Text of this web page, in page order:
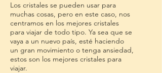
Los cristales se pueden usar para
muchas cosas, pero en este caso, nos
centramos en los mejores cristales
para viajar de todo tipo. Ya sea que se
vaya a un nuevo país, esté haciendo
un gran movimiento o tenga ansiedad,
estos son los mejores cristales para
viajar.